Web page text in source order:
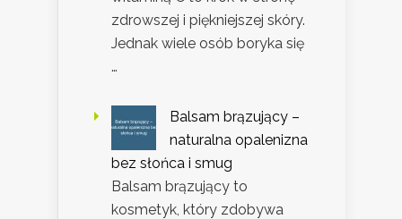
zdrowszej i piękniejszej skóry.
Jednak wiele osób boryka się
…
Balsam brązujący –
naturalna opalenizna
bez słońca i smug
Balsam brązujący to
kosmetyk, który zdobywa